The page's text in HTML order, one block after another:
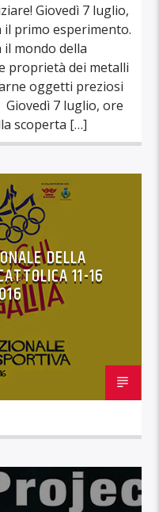
Giovedì 7 luglio,
il primo esperimento.
mondo della
proprietà dei metalli
oggetti preziosi
Giovedì 7 luglio, ore
scoperta […]
DELLA
11-16